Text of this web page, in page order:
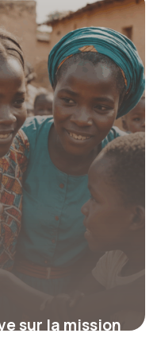
qui
sur la mission